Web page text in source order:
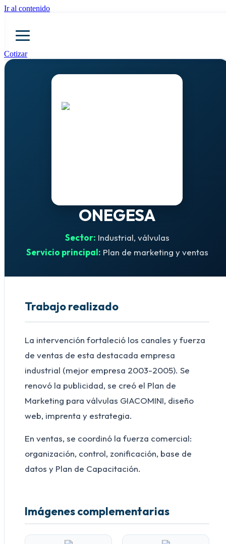
Ir al contenido
Cotizar
ONEGESA
Sector: Industrial, válvulas
Servicio principal: Plan de marketing y ventas
Trabajo realizado
La intervención fortaleció los canales y fuerza
de ventas de esta destacada empresa
industrial (mejor empresa 2003-2005). Se
renovó la publicidad, se creó el Plan de
Marketing para válvulas GIACOMINI, diseño
web, imprenta y estrategia.
En ventas, se coordinó la fuerza comercial:
organización, control, zonificación, base de
datos y Plan de Capacitación.
Imágenes complementarias